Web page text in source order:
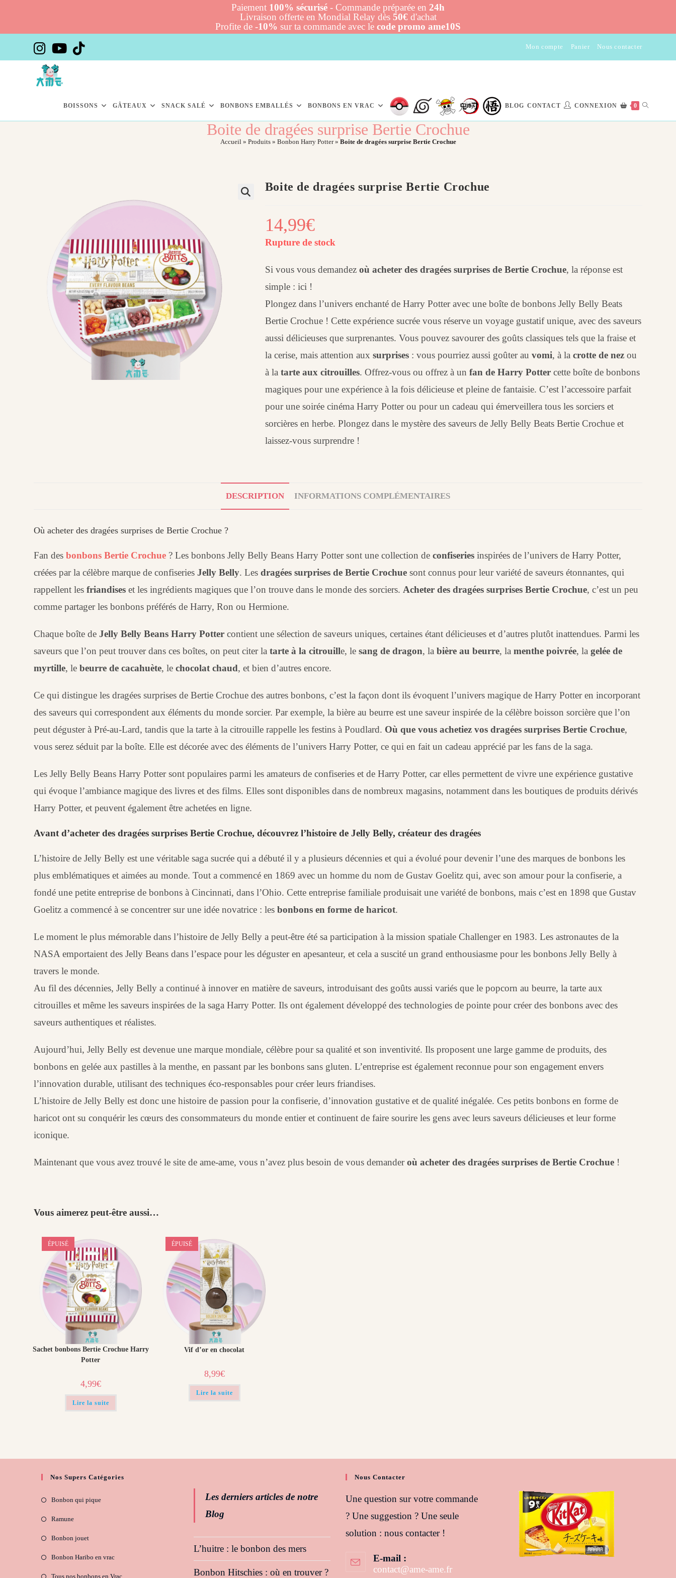
Paiement 100% sécurisé - Commande préparée en 24h
Livraison offerte en Mondial Relay dès 50€d'achat
Profite de -10% sur ta commande avec le code promo ame10S
Mon compte Panier Nous contacter
BOISSONS GÂTEAUX SNACK SALÉ BONBONS EMBALLÉS BONBONS EN VRAC BLOG CONTACT CONNEXION 0 TOGGLE
Boite de dragées surprise Bertie Crochue
Accueil» Produits» Bonbon Harry Potter» Boite de dragées surprise Bertie Crochue
Boite de dragées surprise Bertie Crochue
14,99€
Rupture de stock
Si vous vous demandez où acheter des dragées surprises de Bertie Crochue, la réponse est
simple : ici !
Plongez dans l’univers enchanté de Harry Potter avec une boîte de bonbons Jelly Belly Beats
Bertie Crochue ! Cette expérience sucrée vous réserve un voyage gustatif unique, avec des saveurs
aussi délicieuses que surprenantes. Vous pouvez savourer des goûts classiques tels que la fraise et
la cerise, mais attention aux surprises: vous pourriez aussi goûter au vomi, à la crotte de nez ou
à la tarte aux citrouilles. Offrez-vous ou offrez à un fan de Harry Pottercette boîte de bonbons
magiques pour une expérience à la fois délicieuse et pleine de fantaisie. C’est l’accessoire parfait
pour une soirée cinéma Harry Potter ou pour un cadeau qui émerveillera tous les sorciers et
sorcières en herbe. Plongez dans le mystère des saveurs de Jelly Belly Beats Bertie Crochue et
laissez-vous surprendre !
DESCRIPTION INFORMATIONS COMPLÉMENTAIRES
Où acheter des dragées surprises de Bertie Crochue ?
Fan desbonbons Bertie Crochue ? Les bonbons Jelly Belly Beans Harry Potter sont une collection deconfiseries inspirées de l’univers de Harry Potter,
créées par la célèbre marque de confiseriesJelly Belly. Lesdragées surprises de Bertie Crochue sont connus pour leur variété de saveurs étonnantes, qui
rappellent lesfriandises et les ingrédients magiques que l’on trouve dans le monde des sorciers. Acheter des dragées surprises Bertie Crochue, c’est un peu
comme partager les bonbons préférés de Harry, Ron ou Hermione.
Chaque boîte deJelly Belly Beans Harry Potter contient une sélection de saveurs uniques, certaines étant délicieuses et d’autres plutôt inattendues. Parmi les
saveurs que l’on peut trouver dans ces boîtes, on peut citer latarte à la citrouille, lesang de dragon, labière au beurre, lamenthe poivrée, lagelée de
myrtille, lebeurre de cacahuète, lechocolat chaud, et bien d’autres encore.
Ce qui distingue les dragées surprises de Bertie Crochue des autres bonbons, c’est la façon dont ils évoquent l’univers magique de Harry Potter en incorporant
des saveurs qui correspondent aux éléments du monde sorcier. Par exemple, la bière au beurre est une saveur inspirée de la célèbre boisson sorcière que l’on
peut déguster à Pré-au-Lard, tandis que la tarte à la citrouille rappelle les festins à Poudlard. Où que vous achetiez vos dragées surprises Bertie Crochue,
vous serez séduit par la boîte. Elle est décorée avec des éléments de l’univers Harry Potter, ce qui en fait un cadeau apprécié par les fans de la saga.
Les Jelly Belly Beans Harry Potter sont populaires parmi les amateurs de confiseries et de Harry Potter, car elles permettent de vivre une expérience gustative
qui évoque l’ambiance magique des livres et des films. Elles sont disponibles dans de nombreux magasins, notamment dans les boutiques de produits dérivés
Harry Potter, et peuvent également être achetées en ligne.
Avant d’acheter des dragées surprises Bertie Crochue, découvrez l’histoire de Jelly Belly, créateur des dragées
L’histoire de Jelly Belly est une véritable saga sucrée qui a débuté il y a plusieurs décennies et qui a évolué pour devenir l’une des marques de bonbons les
plus emblématiques et aimées au monde. Tout a commencé en 1869 avec un homme du nom de Gustav Goelitz qui, avec son amour pour la confiserie, a
fondé une petite entreprise de bonbons à Cincinnati, dans l’Ohio. Cette entreprise familiale produisait une variété de bonbons, mais c’est en 1898 que Gustav
Goelitz a commencé à se concentrer sur une idée novatrice : lesbonbons en forme de haricot.
Le moment le plus mémorable dans l’histoire de Jelly Belly a peut-être été sa participation à la mission spatiale Challenger en 1983. Les astronautes de la
NASA emportaient des Jelly Beans dans l’espace pour les déguster en apesanteur, et cela a suscité un grand enthousiasme pour les bonbons Jelly Belly à
travers le monde.
Au fil des décennies, Jelly Belly a continué à innover en matière de saveurs, introduisant des goûts aussi variés que le popcorn au beurre, la tarte aux
citrouilles et même les saveurs inspirées de la saga Harry Potter. Ils ont également développé des technologies de pointe pour créer des bonbons avec des
saveurs authentiques et réalistes.
Aujourd’hui, Jelly Belly est devenue une marque mondiale, célèbre pour sa qualité et son inventivité. Ils proposent une large gamme de produits, des
bonbons en gelée aux pastilles à la menthe, en passant par les bonbons sans gluten. L’entreprise est également reconnue pour son engagement envers
l’innovation durable, utilisant des techniques éco-responsables pour créer leurs friandises.
L’histoire de Jelly Belly est donc une histoire de passion pour la confiserie, d’innovation gustative et de qualité inégalée. Ces petits bonbons en forme de
haricot ont su conquérir les cœurs des consommateurs du monde entier et continuent de faire sourire les gens avec leurs saveurs délicieuses et leur forme
iconique.
Maintenant que vous avez trouvé le site de ame-ame, vous n’avez plus besoin de vous demanderoù acheter des dragées surprises de Bertie Crochue !
Vous aimerez peut-être aussi…
ÉPUISÉ
Sachet bonbons Bertie Crochue Harry
Potter
4,99€
Lire la suite
ÉPUISÉ
Vif d’or en chocolat
8,99€
Lire la suite
Nos Supers Catégories
Bonbon qui pique
Ramune
Bonbon jouet
Bonbon Haribo en vrac
Tous nos bonbons en Vrac
Les derniers articles de notre
Blog
L’huitre : le bonbon des mers
Bonbon Hitschies : où en trouver ?
Nous Contacter
Une question sur votre commande
? Une suggestion ? Une seule
solution : nous contacter !
E-mail :
contact@ame-ame.frS’ouvre